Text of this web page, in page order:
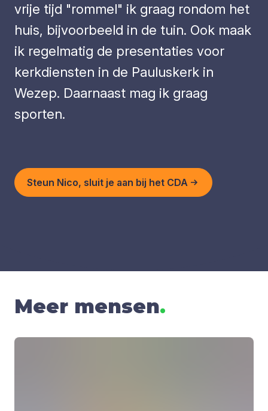
vrije tijd "rommel" ik graag rondom het
huis, bijvoorbeeld in de tuin. Ook maak
ik regelmatig de presentaties voor
kerkdiensten in de Pauluskerk in
Wezep. Daarnaast mag ik graag
sporten.
Steun Nico, sluit je aan bij het CDA
Meer mensen.